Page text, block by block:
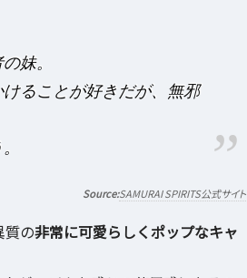
妹。
ることが好きだが、無邪
SAMURAI SPIRITS公式サイト
質の非常に可愛らしくポップなキャ